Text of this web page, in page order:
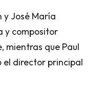
y José María
y compositor
mientras que Paul
el director principal